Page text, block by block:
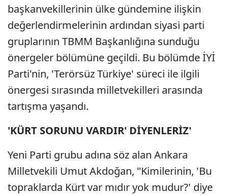
başkanvekillerinin ülke gündemine ilişkin
değerlendirmelerinin ardından siyasi parti
gruplarının TBMM Başkanlığına sunduğu
önergeler bölümüne geçildi. Bu bölümde İYİ
Parti'nin, 'Terörsüz Türkiye' süreci ile ilgili
önergesi sırasında milletvekilleri arasında
tartışma yaşandı.
'KÜRT SORUNU VARDIR' DİYENLERİZ'
Yeni Parti grubu adına söz alan Ankara
Milletvekili Umut Akdoğan, "Kimilerinin, 'Bu
topraklarda Kürt var mıdır yok mudur?' diye